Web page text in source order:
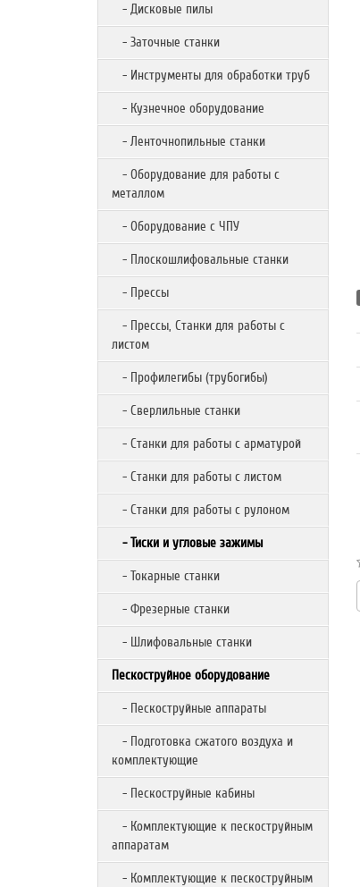
- Дисковые пилы
- Заточные станки
- Инструменты для обработки труб
- Кузнечное оборудование
- Ленточнопильные станки
- Оборудование для работы с
металлом
- Оборудование с ЧПУ
- Плоскошлифовальные станки
- Прессы
- Прессы, Станки для работы с
листом
- Профилегибы (трубогибы)
- Сверлильные станки
- Станки для работы с арматурой
- Станки для работы с листом
- Станки для работы с рулоном
- Тиски и угловые зажимы
- Токарные станки
- Фрезерные станки
- Шлифовальные станки
Пескоструйное оборудование
- Пескоструйные аппараты
- Подготовка сжатого воздуха и
комплектующие
- Пескоструйные кабины
- Комплектующие к пескоструйным
аппаратам
- Комплектующие к пескоструйным